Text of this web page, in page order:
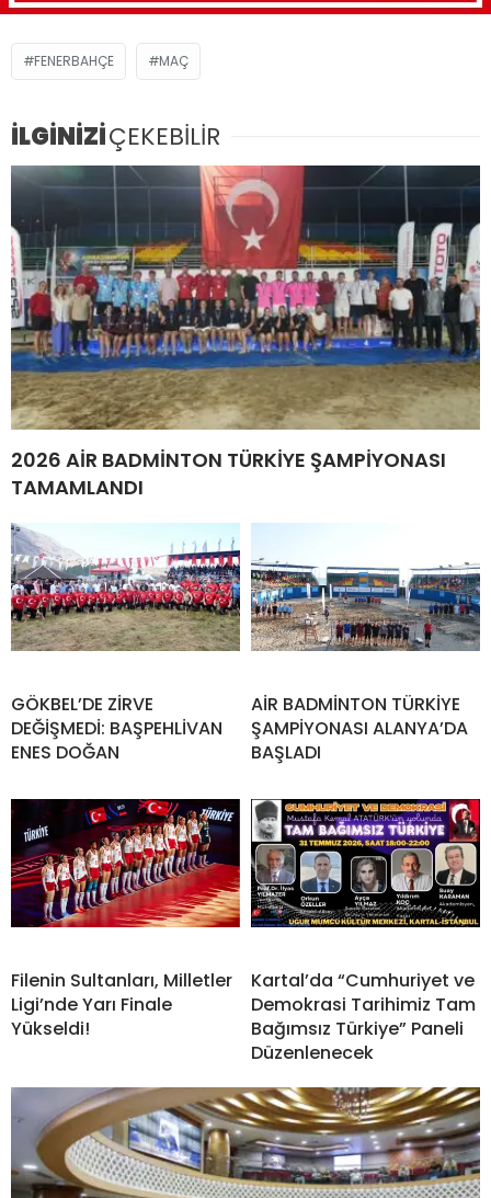
FENERBAHÇE MAÇ
İLGİNİZİÇEKEBİLİR
2026 AİR BADMİNTON TÜRKİYE ŞAMPİYONASI
TAMAMLANDI
GÖKBEL’DE ZİRVE
DEĞİŞMEDİ: BAŞPEHLİVAN
ENES DOĞAN
AİR BADMİNTON TÜRKİYE
ŞAMPİYONASI ALANYA’DA
BAŞLADI
Filenin Sultanları, Milletler
Ligi’nde Yarı Finale
Yükseldi!
Kartal’da “Cumhuriyet ve
Demokrasi Tarihimiz Tam
Bağımsız Türkiye” Paneli
Düzenlenecek